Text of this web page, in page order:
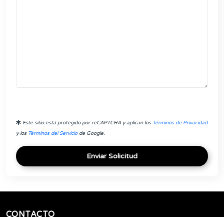
Este sitio está protegido por reCAPTCHA y aplican los Términos de Privacidad
y los Términos del Serviciode Google.
Enviar Solicitud
CONTACTO